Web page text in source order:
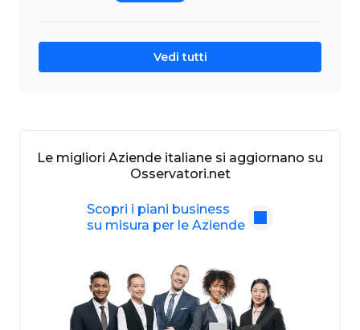
Vedi tutti
Le migliori Aziende italiane si aggiornano su
Osservatori.net
Scopri i piani business
su misura per le Aziende